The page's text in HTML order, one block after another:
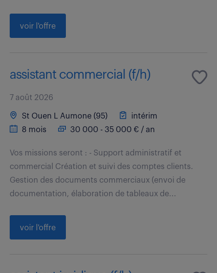
voir l'offre
assistant commercial (f/h)
7 août 2026
St Ouen L Aumone (95)
intérim
8 mois
30 000 - 35 000 € / an
Vos missions seront : - Support administratif et
commercial Création et suivi des comptes clients.
Gestion des documents commerciaux (envoi de
documentation, élaboration de tableaux de...
voir l'offre